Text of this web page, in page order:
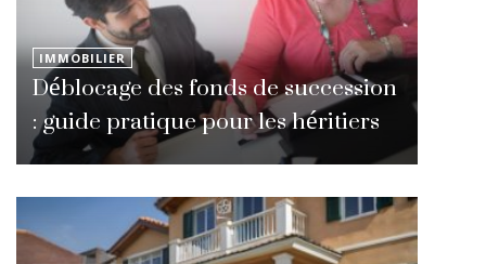
IMMOBILIER
Déblocage des fonds de succession
: guide pratique pour les héritiers